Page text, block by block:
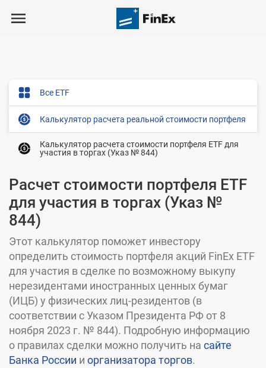
Все ETF
Калькулятор расчета реальной стоимости портфеля
Калькулятор расчета стоимости портфеля ETF для
участия в торгах (Указ № 844)
Расчет стоимости портфеля ETF
для участия в торгах (Указ №
844)
Этот калькулятор поможет инвестору
определить стоимость портфеля акций FinEx ETF
для участия в сделке по возможному выкупу
нерезидентами иностранных ценных бумаг
(ИЦБ) у физических лиц-резидентов (в
соответствии с Указом Президента РФ от 8
ноября 2023 г. № 844). Подробную информацию
о правилах сделки можно получить на сайте
Банка России и организатора торгов.